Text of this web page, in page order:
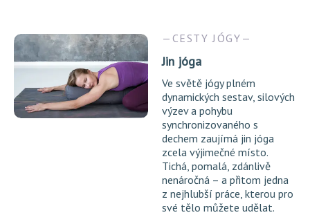
CESTY JÓGY
Jin jóga
Ve světě jógy plném
dynamických sestav, silových
výzev a pohybu
synchronizovaného s
dechem zaujímá jin jóga
zcela výjimečné místo.
Tichá, pomalá, zdánlivě
nenáročná – a přitom jedna
z nejhlubší práce, kterou pro
své tělo můžete udělat.